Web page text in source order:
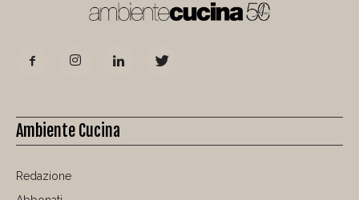
Ambiente Cucina
Redazione